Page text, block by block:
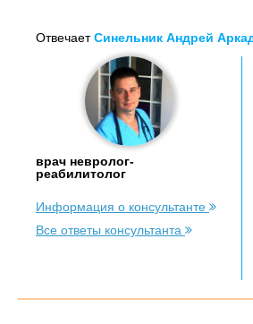
ОтвечаетСинельник Андрей
врач невролог-
реабилитолог
Информация о консультанте
Все ответы консультанта